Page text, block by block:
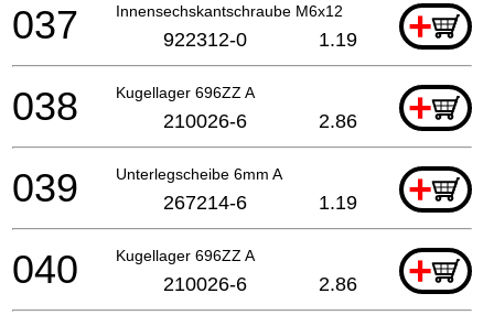
Innensechskantschraube M6x12 +
037 922312-0 1.19
Kugellager 696ZZ A +
038 210026-6 2.86
Unterlegscheibe 6mm A +
039 267214-6 1.19
Kugellager 696ZZ A +
040 210026-6 2.86